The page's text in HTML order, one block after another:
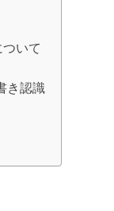
いて
き認識